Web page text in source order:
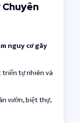
Chuyên
nguy cơ gãy
triển tự nhiên và
vườn, biệt thự,